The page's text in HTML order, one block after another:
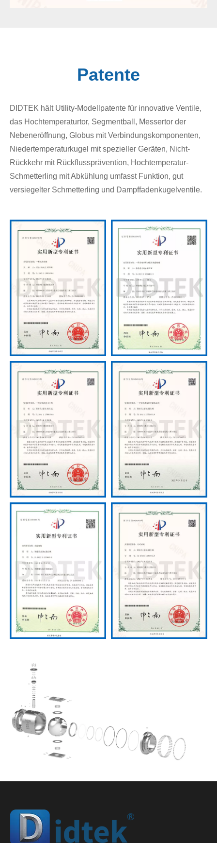
Patente
DIDTEK hält Utility-Modellpatente für innovative Ventile,
das Hochtemperaturtor, Segmentball, Messertor der
Nebeneröffnung, Globus mit Verbindungskomponenten,
Niedertemperaturkugel mit spezieller Geräten, Nicht-
Rückkehr mit Rückflussprävention, Hochtemperatur-
Schmetterling mit Abkühlung umfasst Funktion, gut
versiegelter Schmetterling und Dampffadenkugelventile.